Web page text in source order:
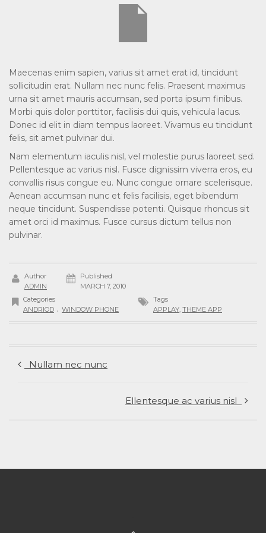
Maecenas enim sapien, varius sit amet erat id, tincidunt
sollicitudin erat. Nullam nec nunc felis. Praesent maximus
urna sit amet mauris accumsan, sed porta ipsum finibus.
Morbi quis dolor porttitor, facilisis dui quis, vehicula lacus.
Donec id elit in diam tempus laoreet. Vivamus eu tincidunt
felis, sit amet pulvinar dui.
Nam elementum iaculis nisl, vel molestie purus laoreet sed.
Pellentesque ac varius nisl. Fusce dignissim viverra eros, eu
convallis risus congue eu. Nunc congue ornare scelerisque.
Aenean accumsan nunc et felis facilisis, eget bibendum
neque tincidunt. Suspendisse potenti. Quisque rhoncus sit
amet orci id maximus. Fusce cursus dictum tellus non
pulvinar.
Author
ADMIN
Published
MARCH 7, 2010
Categories
ANDRIOD . WINDOW PHONE
Tags
APPLAY, THEME APP
Nullam nec nunc
Ellentesque ac varius nisl